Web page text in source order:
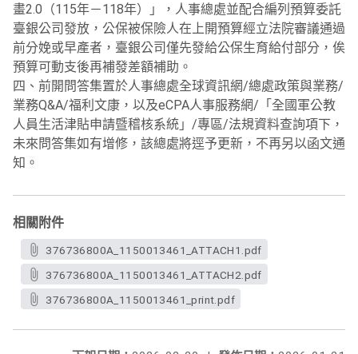
畫2.0（115年－118年）」，人事總處並配合編列預算委託
臺銀公司發放，公保被保險人在上開預算經立法院審議通過
前分娩或早產者，臺銀公司僅先發給公保生育給付部分，俟
預算可動支後再補發差額補助。
四、前開問答集置於人事總處全球資訊網/總處政策與業務/
業務Q&A/福利文康，以及eCPA人事服務網/「全國軍公教
人員生活津貼申請暨稽核系統」/專區/法規資料查詢項下，
未來問答集如有增修，該總處將逕予更新，不再另以函文通
知。
相關附件
376736800A_1150013461_ATTACH1.pdf
376736800A_1150013461_ATTACH2.pdf
376736800A_1150013461_print.pdf